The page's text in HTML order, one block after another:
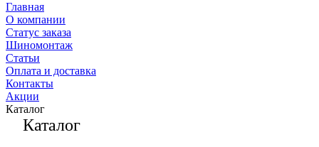
Главная
О компании
Статус заказа
Шиномонтаж
Статьи
Оплата и доставка
Контакты
Акции
Каталог
Каталог